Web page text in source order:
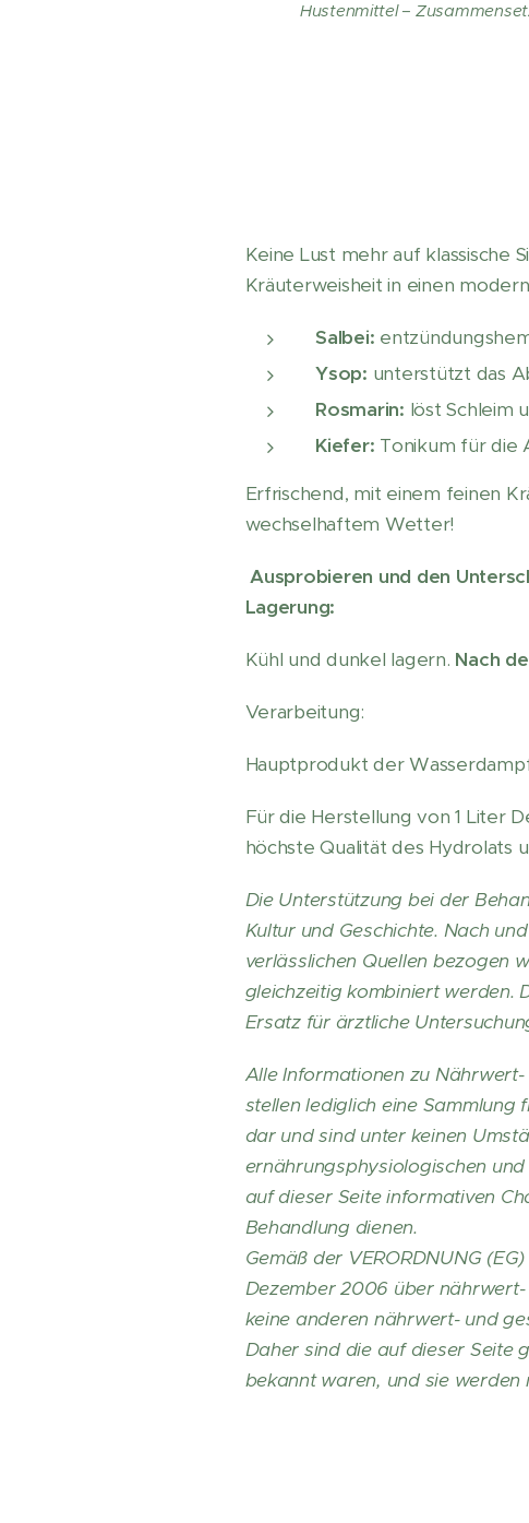
Hustenmittel –
Keine Lust mehr auf klassische
Kräuterweisheit in einen
Salbei:
Ysop: unterstützt das
Rosmarin: löst Schleim
Kiefer: Tonikum für die
Erfrischend, mit einem feinen
wechselhaftem Wetter!
Ausprobieren und den
Lagerung:
Kühl und dunkel lagern. Nach
Verarbeitung:
Hauptprodukt der
Für die Herstellung von 1 Liter
höchste Qualität des Hydrolats
Die Unterstützung bei der
Kultur und Geschichte. Nach
verlässlichen Quellen bezogen
gleichzeitig kombiniert werden.
Ersatz für ärztliche
Alle Informationen zu
stellen lediglich eine
dar und sind unter keinen
ernährungsphysiologischen
auf dieser Seite informativen
Behandlung dienen.
Gemäß der VERORDNUNG
Dezember 2006 über
keine anderen nährwert- und
Daher sind die auf dieser Seite
bekannt waren, und sie werden